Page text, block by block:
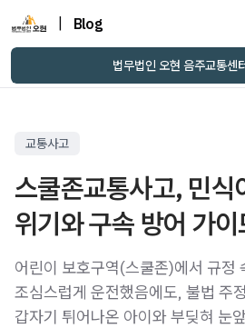
Blog
법무법인 오현 음주교통센
교통사고
스쿨존교통사고, 민식
위기와 구속 방어 가이
어린이 보호구역(스쿨존)에서 규정
조심스럽게 운전했음에도, 불법 주
갑자기 튀어나온 아이와 부딪혀 눈